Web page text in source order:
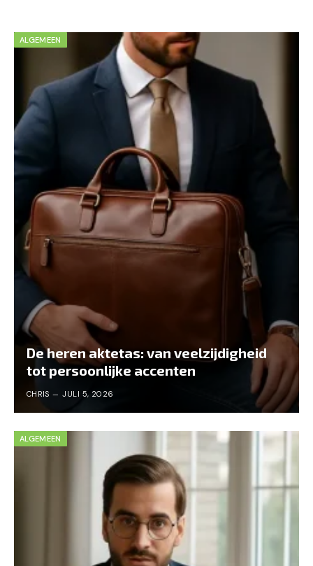
ALGEMEEN
De heren aktetas: van veelzijdigheid
tot persoonlijke accenten
CHRIS JULI 5, 2026
ALGEMEEN